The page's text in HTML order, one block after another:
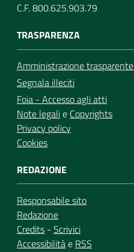
C.F. 800.625.903.79
TRASPARENZA
Amministrazione trasparente
Segnala illeciti
Foia - Accesso agli atti
Note legalie Copyrights
Privacy policy
Cookies
REDAZIONE
Responsabile sito
Redazione
Credits - Scrivici
Accessibilitàe RSS